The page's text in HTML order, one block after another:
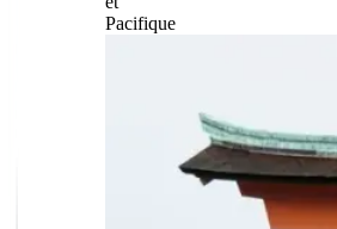
Pacifique